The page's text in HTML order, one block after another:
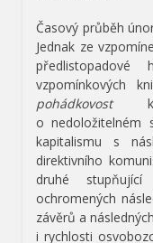
Časový průběh
Jednak ze
předlistopadové
vzpomínkových
pohádkovost
o nedoložitelném
kapitalismu s
direktivního
druhé
ochromených
závěrů a
i rychlosti